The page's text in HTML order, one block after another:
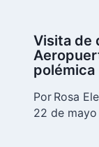
Visita de
polémica
Por Rosa
22 de